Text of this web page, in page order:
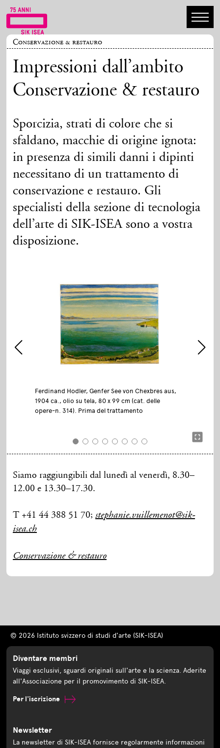
Conservazione & restauro
Impressioni dall’ambito
Conservazione & restauro
Sporcizia, strati di colore che si
sfaldano, macchie di origine ignota:
in presenza di simili danni i dipinti
necessitano di un trattamento di
conservazione e restauro. Gli
specialisti della sezione di tecnologia
dell’arte di SIK-ISEA sono a vostra
disposizione.
Ferdinand Hodler, Genfer See von Chexbres aus,
1904 ca., olio su tela, 80 x 99 cm (cat. delle
opere-n. 314). Prima del trattamento
Siamo raggiungibili dal lunedì al venerdì, 8.30–
12.00 e 13.30–17.30.
T +41 44 388 51 70;stephanie.vuillemenot@sik-
isea.ch
Conservazione & restauro
© 2026 Istituto svizzero di studi d'arte (SIK-ISEA)
Diventare membri
Viaggi esclusivi, sguardi originali sull'arte e la scienza. Aderite
all'Associazione per il promovimento di SIK-ISEA.
Per l'iscrizione
Newsletter
La newsletter di SIK-ISEA fornisce regolarmente informazioni